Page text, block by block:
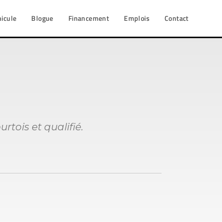
Blogue Financement Emplois Contact
et qualifié.